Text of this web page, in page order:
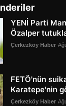
YENİ Parti
Özalper
Çerkezköy Haber
FETÖ'nün
Karatepe'nin
Çerkezköy Haber